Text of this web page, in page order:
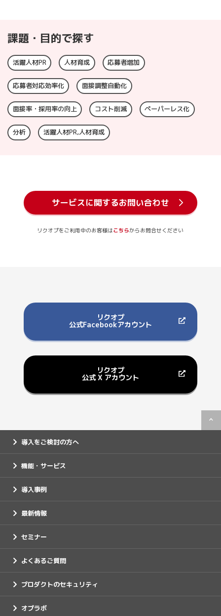
課題・目的で探す
活躍人材PR 人材育成 応募者増加
応募者対応効率化 面接調整自動化
面接率・採用率の向上 コスト削減 ペーパーレス化
分析 活躍人材PR,人材育成
サービスに関するお問い合わせ
リクオプをご利用中のお客様はこちらからお問合せください
リクオプ
公式Facebookアカウント
リクオプ
公式 X アカウント
導入をご検討の方へ
機能・サービス
導入事例
最新情報
セミナー
よくあるご質問
プロダクトのセキュリティ
オプラボ